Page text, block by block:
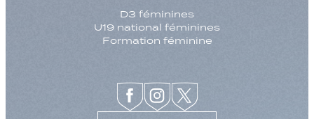
D3 féminines
U19 national féminines
Formation féminine